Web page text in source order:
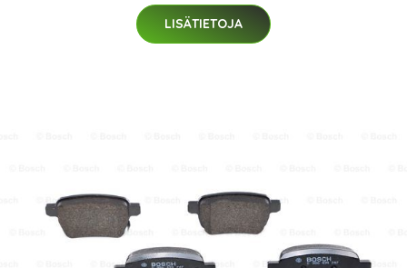
LISÄTIETOJA